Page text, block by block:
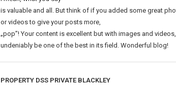
is valuable and all. But think of if you added some great
or videos to give your posts more,
„pop”! Your content is excellent but with images and
undeniably be one of the best in its field. Wonderful blog!
PROPERTY DSS PRIVATE BLACKLEY